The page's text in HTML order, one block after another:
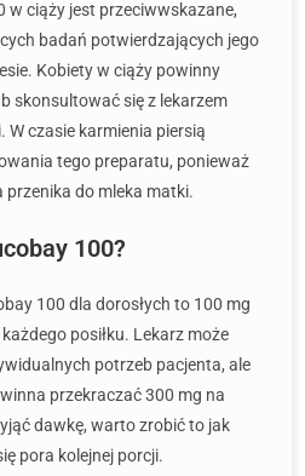
w ciąży jest przeciwwskazane,
badań potwierdzających jego
Kobiety w ciąży powinny
skonsultować się z lekarzem
W czasie karmienia piersią
tego preparatu, ponieważ
przenika do mleka matki.
100?
100 dla dorosłych to 100 mg
posiłku. Lekarz może
potrzeb pacjenta, ale
przekraczać 300 mg na
dawkę, warto zrobić to jak
pora kolejnej porcji.